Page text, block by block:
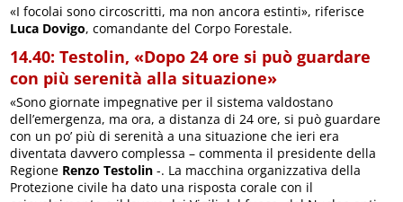
«I focolai sono circoscritti, ma non ancora estinti», riferisce
Luca Dovigo, comandante del Corpo Forestale.
14.40: Testolin, «Dopo 24 ore si può guardare
con più serenità alla situazione»
«Sono giornate impegnative per il sistema valdostano
dell’emergenza, ma ora, a distanza di 24 ore, si può guardare
con un po’ più di serenità a una situazione che ieri era
diventata davvero complessa – commenta il presidente della
Regione Renzo Testolin -. La macchina organizzativa della
Protezione civile ha dato una risposta corale con il